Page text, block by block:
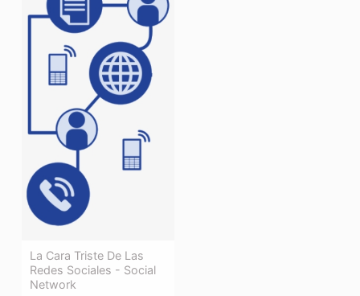
La Cara Triste De Las
Redes Sociales - Social
Network